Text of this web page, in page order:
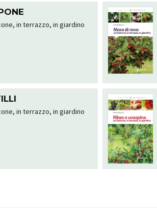
in terrazzo, in giardino
in terrazzo, in giardino